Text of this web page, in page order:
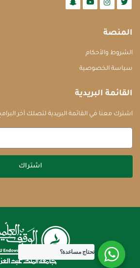
تحتاج مساعدة؟
المنصة
الشروط والأحكام
سياسة الخصوصية
القائمة البريدية
اشترك معنا في القائمة البريدية لتصلك آخر البرامج
اشتراك